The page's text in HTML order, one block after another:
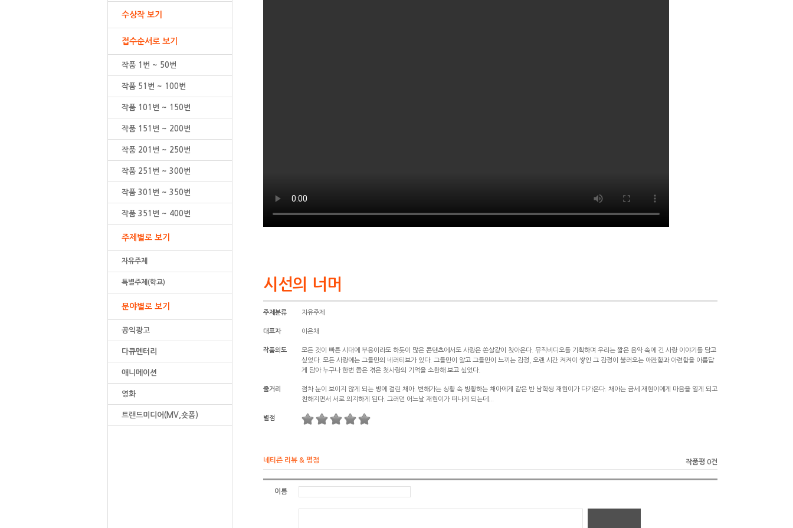
수상작 보기
접수순서로 보기
작품 1번 ~ 50번
작품 51번 ~ 100번
작품 101번 ~ 150번
작품 151번 ~ 200번
작품 201번 ~ 250번
작품 251번 ~ 300번
작품 301번 ~ 350번
작품 351번 ~ 400번
주제별로 보기
자유주제
특별주제(학교)
분야별로 보기
공익광고
다큐멘터리
애니메이션
영화
트랜드미디어(MV,숏폼)
시선의 너머
주제분류 자유주제
대표자 이은채
작품의도
모든 것이 빠른 시대에 부응이라도 하듯이 많은 콘텐츠에서도 사랑은 쏜살같이 찾아온다. 뮤직비디오를 기획하며 우리는 짧은 음악 속에 긴 사랑 이야기를 담고
싶었다. 모든 사랑에는 그들만의 네러티브가 있다. 그들만이 알고 그들만이 느끼는 감정, 오랜 시간 켜켜이 쌓인 그 감정이 불러오는 애잔함과 아련함을 아름답
게 담아 누구나 한번 쯤은 겪은 첫사랑의 기억을 소환해 보고 싶었다.
줄거리
점차 눈이 보이지 않게 되는 병에 걸린 채아. 변해가는 상황 속 방황하는 채아에게 같은 반 남학생 재현이가 다가온다. 채아는 금세 재현이에게 마음을 열게 되고
친해지면서 서로 의지하게 된다. 그러던 어느날 재현이가 떠나게 되는데...
별점
네티즌 리뷰 & 평점 작품평 0건
이름